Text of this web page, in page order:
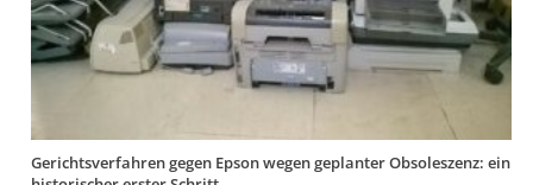
Gerichtsverfahren gegen Epson wegen geplanter Obsoleszenz: ein